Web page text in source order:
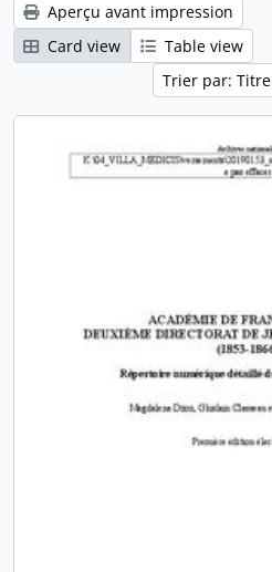
Aperçu avant impression
Card view
Table view
Trier par: Titre